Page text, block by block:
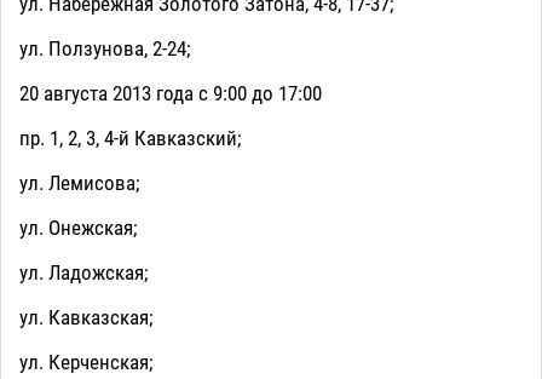
ул. Ползунова, 2-24;
20 августа 2013 года с 9:00 до 17:00
пр. 1, 2, 3, 4-й Кавказский;
ул. Лемисова;
ул. Онежская;
ул. Ладожская;
ул. Кавказская;
ул. Керченская;